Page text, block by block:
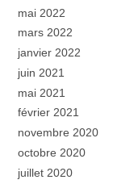
mai 2022
mars 2022
janvier 2022
juin 2021
mai 2021
février 2021
novembre 2020
octobre 2020
juillet 2020